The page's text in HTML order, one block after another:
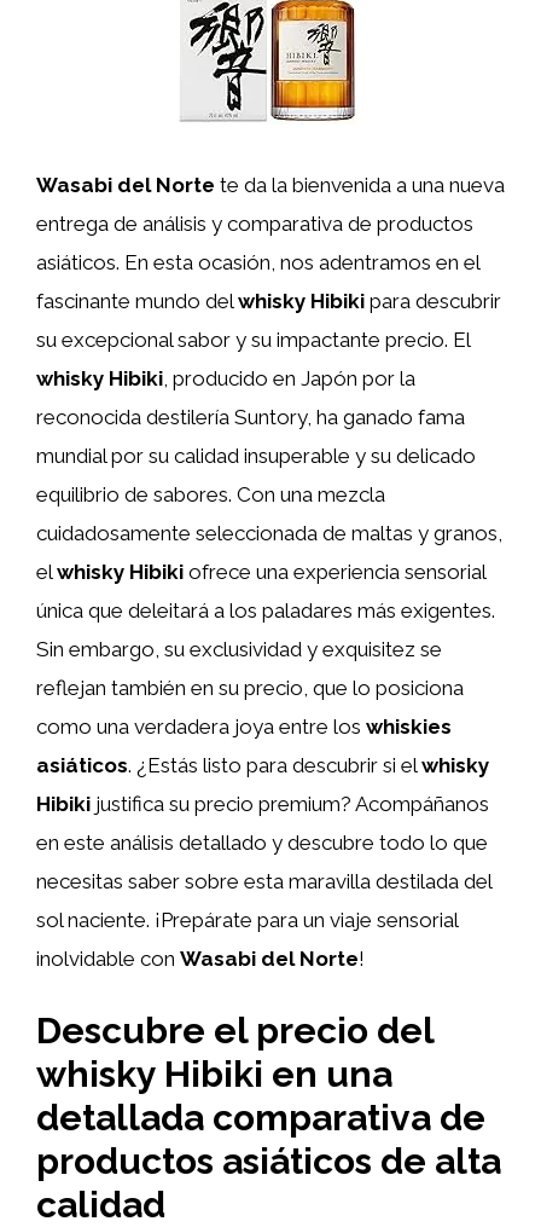
Wasabi del Norte te da la bienvenida a una nueva
entrega de análisis y comparativa de productos
asiáticos. En esta ocasión, nos adentramos en el
fascinante mundo delwhisky Hibiki para descubrir
su excepcional sabor y su impactante precio. El
whisky Hibiki, producido en Japón por la
reconocida destilería Suntory, ha ganado fama
mundial por su calidad insuperable y su delicado
equilibrio de sabores. Con una mezcla
cuidadosamente seleccionada de maltas y granos,
elwhisky Hibiki ofrece una experiencia sensorial
única que deleitará a los paladares más exigentes.
Sin embargo, su exclusividad y exquisitez se
reflejan también en su precio, que lo posiciona
como una verdadera joya entre los whiskies
asiáticos. ¿Estás listo para descubrir si elwhisky
Hibiki justifica su precio premium? Acompáñanos
en este análisis detallado y descubre todo lo que
necesitas saber sobre esta maravilla destilada del
sol naciente. ¡Prepárate para un viaje sensorial
inolvidable con Wasabi del Norte!
Descubre el precio del
whisky Hibiki en una
detallada comparativa de
productos asiáticos de alta
calidad